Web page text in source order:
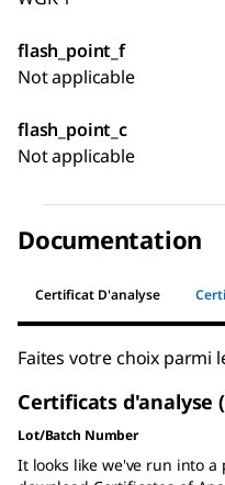
flash_point_f
Not applicable
flash_point_c
Not applicable
Documentation
Certificat D'analyse
Faites votre choix parmi
Certificats d'analyse
Lot/Batch Number
It looks like we've run into